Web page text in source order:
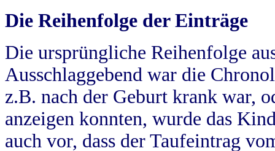
Die Reihenfolge der Einträge
Die ursprüngliche Reihenfolge
Ausschlaggebend war die
z.B. nach der Geburt krank war,
anzeigen konnten, wurde das
auch vor, dass der Taufeintrag